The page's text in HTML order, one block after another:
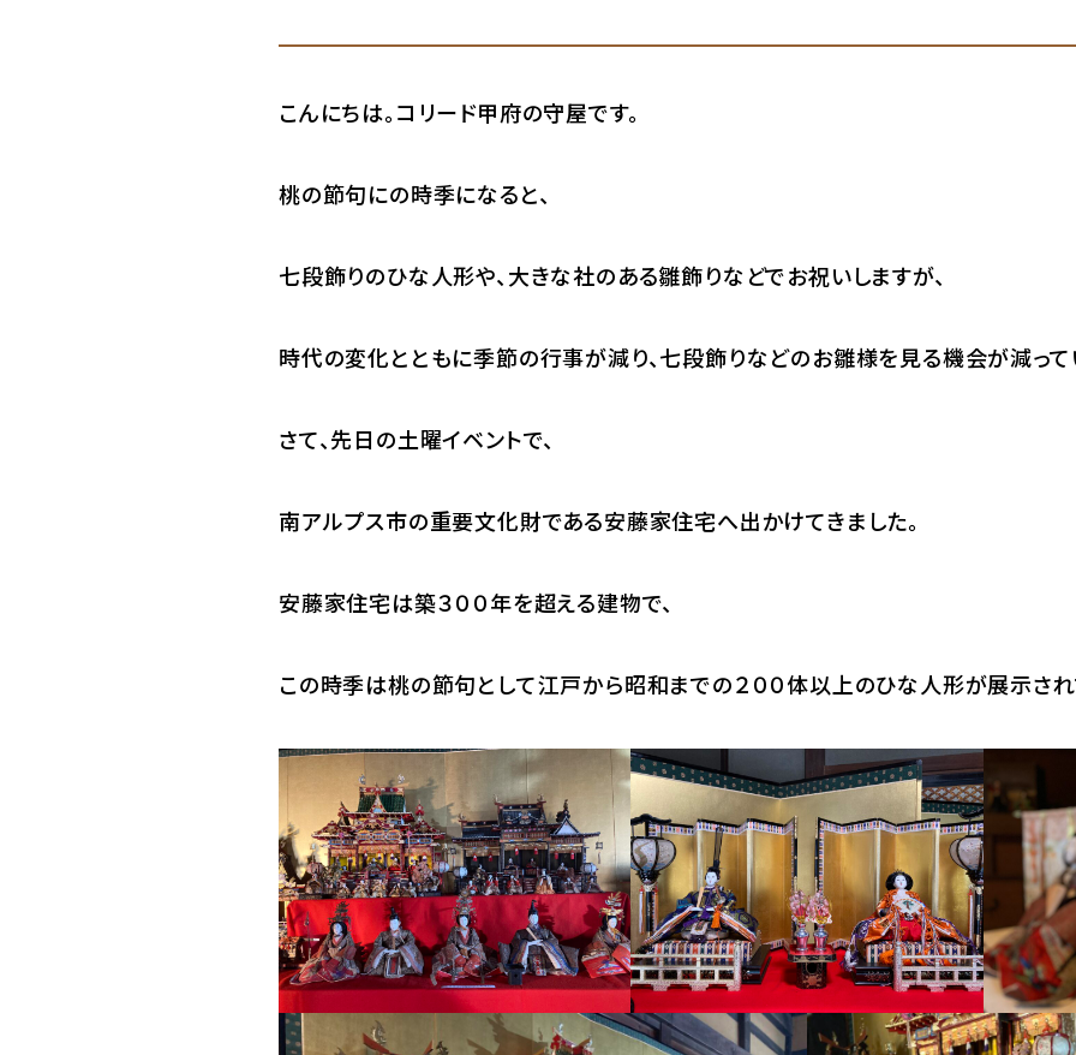
こんにちは。コリード甲府の守屋です。
桃の節句にの時季になると、
七段飾りのひな人形や、大きな社のある雛飾りなどでお祝いしますが、
時代の変化とともに季節の行事が減り、七段飾りなどのお雛様を見る機会が減って
さて、先日の土曜イベントで、
南アルプス市の重要文化財である安藤家住宅へ出かけてきました。
安藤家住宅は築３００年を超える建物で、
この時季は桃の節句として江戸から昭和までの２００体以上のひな人形が展示され